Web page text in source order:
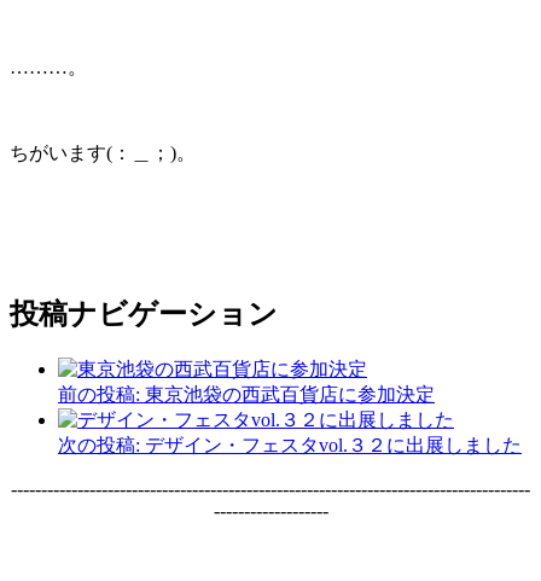
………。
ちがいます(：＿；)。
投稿ナビゲーション
前の投稿: 東京池袋の西武百貨店に参加決定
次の投稿: デザイン・フェスタvol.３２に出展しました
--------------------------------------------------------------------------------------
-------------------